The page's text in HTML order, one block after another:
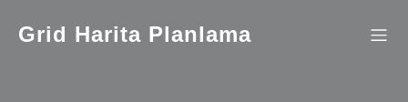
Grid Harita Planlama